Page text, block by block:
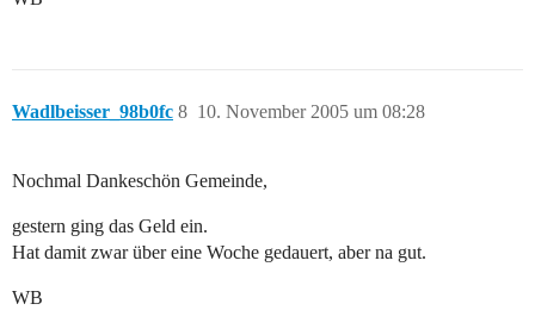
Wadlbeisser_98b0fc 10. November 2005 um 08:28
8
Nochmal Dankeschön Gemeinde,
gestern ging das Geld ein.
Hat damit zwar über eine Woche gedauert, aber na gut.
WB